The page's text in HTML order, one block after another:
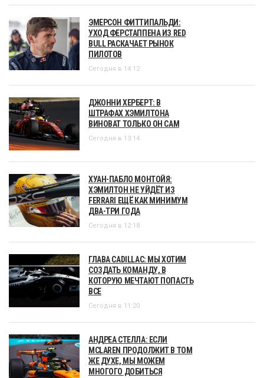
ЭМЕРСОН ФИТТИПАЛЬДИ:
УХОД ФЕРСТАППЕНА ИЗ RED
BULL РАСКАЧАЕТ РЫНОК
ПИЛОТОВ
Сегодня в 14:12
ДЖОННИ ХЕРБЕРТ: В
ШТРАФАХ ХЭМИЛТОНА
ВИНОВАТ ТОЛЬКО ОН САМ
Сегодня в 13:14
ХУАН-ПАБЛО МОНТОЙЯ:
ХЭМИЛТОН НЕ УЙДЁТ ИЗ
FERRARI ЕЩЁ КАК МИНИМУМ
ДВА-ТРИ ГОДА
Сегодня в 12:18
ГЛАВА CADILLAC: МЫ ХОТИМ
СОЗДАТЬ КОМАНДУ, В
КОТОРУЮ МЕЧТАЮТ ПОПАСТЬ
ВСЕ
Сегодня в 11:20
АНДРЕА СТЕЛЛА: ЕСЛИ
MCLAREN ПРОДОЛЖИТ В ТОМ
ЖЕ ДУХЕ, МЫ МОЖЕМ
МНОГОГО ДОБИТЬСЯ